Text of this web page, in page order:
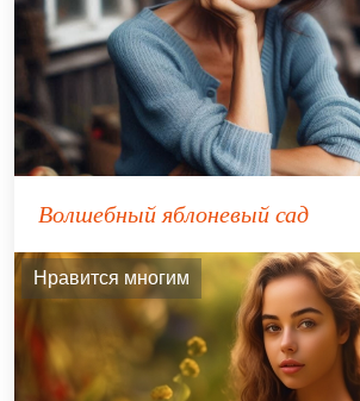
Волшебный яблоневый сад
Нравится многим